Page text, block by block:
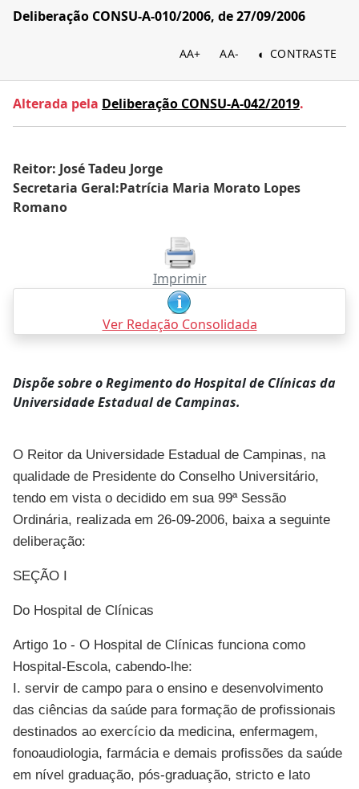
Deliberação CONSU-A-010/2006, de 27/09/2006
AA+ AA- CONTRASTE
Alterada pela Deliberação CONSU-A-042/2019.
Reitor: José Tadeu Jorge
Secretaria Geral:Patrícia Maria Morato Lopes
Romano
Imprimir
Ver Redação Consolidada
Dispõe sobre o Regimento do Hospital de Clínicas da
Universidade Estadual de Campinas.
O Reitor da Universidade Estadual de Campinas, na
qualidade de Presidente do Conselho Universitário,
tendo em vista o decidido em sua 99ª Sessão
Ordinária, realizada em 26-09-2006, baixa a seguinte
deliberação:
SEÇÃO I
Do Hospital de Clínicas
Artigo 1o - O Hospital de Clínicas funciona como
Hospital-Escola, cabendo-lhe:
I. servir de campo para o ensino e desenvolvimento
das ciências da saúde para formação de profissionais
destinados ao exercício da medicina, enfermagem,
fonoaudiologia, farmácia e demais profissões da saúde
em nível graduação, pós-graduação, stricto e lato